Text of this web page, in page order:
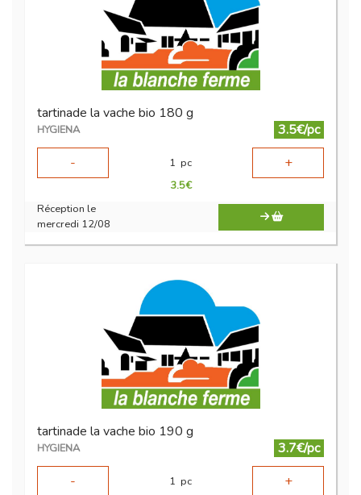
tartinade la vache bio 180 g
HYGIENA
3.5€/pc
-
1 pc +
3.5€
Réception le
mercredi 12/08
tartinade la vache bio 190 g
HYGIENA
3.7€/pc
-
1 pc +